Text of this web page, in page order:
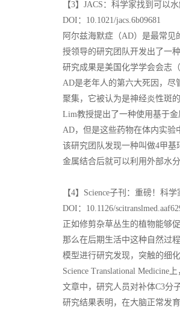
【3】JACS：科学家找到可以
DOI：10.1021/jacs.6b09681
阿尔兹海默症（AD）是最常
授领导的研究团队开发出了一
研究成果是美国化学学会会志
AD是老年人的第六大死因，尽
聚集，它被认为是神经炎性斑
Lim教授提出了一种使用基于
AD，但是这些药物在体内实验
该研究团队发现一种叫做4甲
金属结合后就可以利用外部水
【4】Science子刊：重磅！科
DOI：10.1126/
正如修剪杂草丛生的植物能够
那么在后期生活中这种自然过
模型进行研究发现，突触的细
Science Translational Medicine
文章中，研究人员对补体C3分
研究结果表明，在大脑正常发